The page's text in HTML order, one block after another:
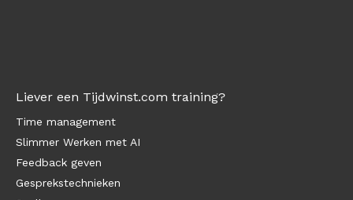
Liever een Tijdwinst.com training?
Time management
Slimmer Werken met AI
Feedback geven
Gesprekstechnieken